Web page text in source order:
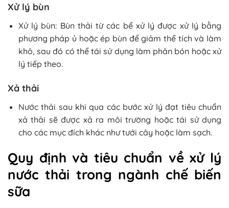
Xử lý bùn
Xử lý bùn: Bùn thải từ các bể xử lý được xử lý bằng
phương pháp ủ hoặc ép bùn để giảm thể tích và làm
khô, sau đó có thể tái sử dụng làm phân bón hoặc xử
lý tiếp theo.
Xả thải
Nước thải sau khi qua các bước xử lý đạt tiêu chuẩn
xả thải sẽ được xả ra môi trường hoặc tái sử dụng
cho các mục đích khác như tưới cây hoặc làm sạch.
Quy định và tiêu chuẩn về xử lý
nước thải trong ngành chế biến
sữa